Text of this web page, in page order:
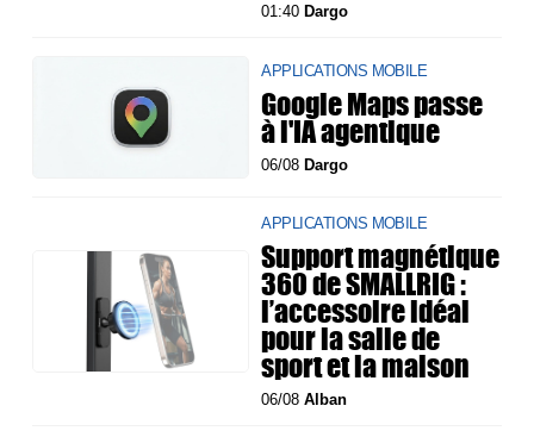
01:40 Dargo
APPLICATIONS MOBILE
Google Maps passe
à l'IA agentique
06/08Dargo
APPLICATIONS MOBILE
Support magnétique
360 de SMALLRIG :
l’accessoire idéal
pour la salle de
sport et la maison
06/08Alban